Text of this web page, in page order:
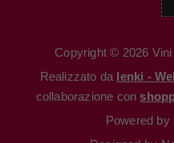
Copyright © 2026
Realizzato da Ienki -
collaborazione con
Powered by